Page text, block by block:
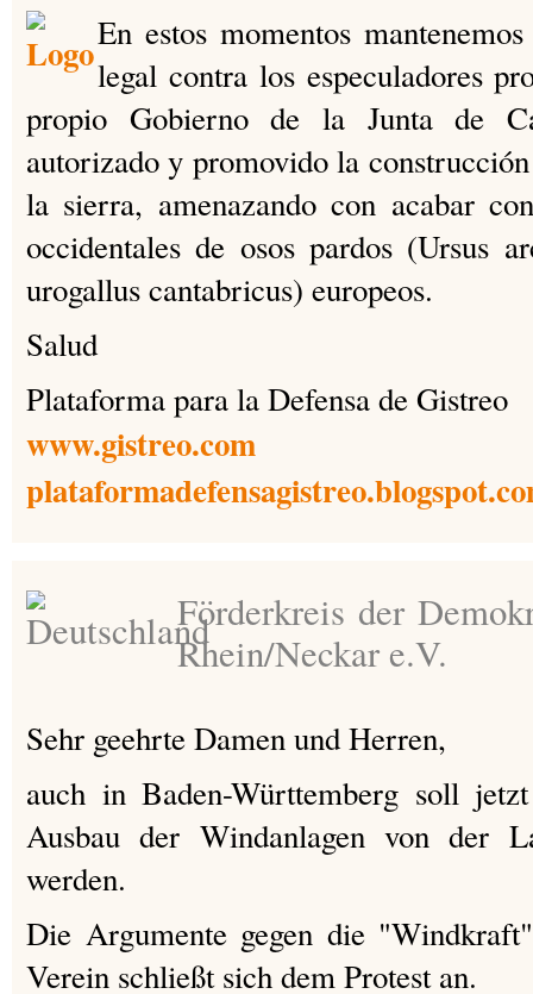
En estos momentos
legal contra los especuladores
propio Gobierno de la Junta de
autorizado y promovido la
la sierra, amenazando con acabar
occidentales de osos pardos (Ursus
urogallus cantabricus) europeos.
Salud
Plataforma para la Defensa de Gistreo
www.gistreo.com
Förderkreis der
Rhein/Neckar e.V.
Sehr geehrte Damen und Herren,
auch in Baden-Württemberg soll
Ausbau der Windanlagen von der
werden.
Die Argumente gegen die
Verein schließt sich dem Protest an.